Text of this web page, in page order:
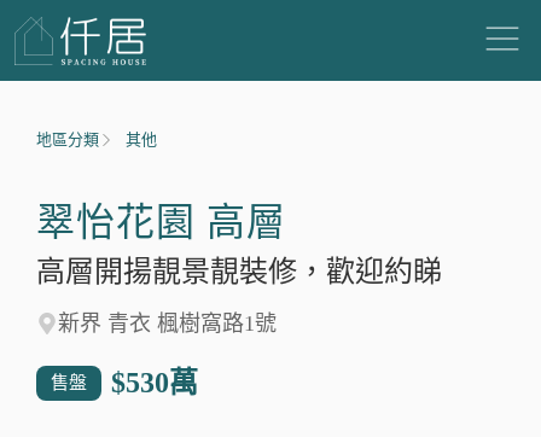
地區分類 其他
翠怡花園 高層
高層開揚靚景靚裝修，歡迎約睇
新界 青衣 楓樹窩路1號
售盤 $530萬